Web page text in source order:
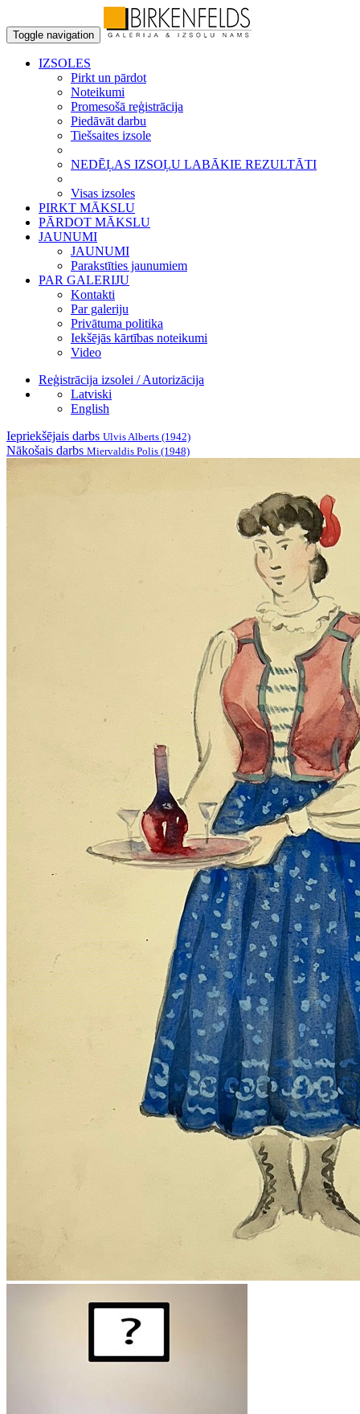
Toggle navigation
IZSOLES
Pirkt un pārdot
Noteikumi
Promesošā reģistrācija
Piedāvāt darbu
Tiešsaites izsole
NEDĒĻAS IZSOĻU LABĀKIE REZULTĀTI
Visas izsoles
PIRKT MĀKSLU
PĀRDOT MĀKSLU
JAUNUMI
JAUNUMI
Parakstīties jaunumiem
PAR GALERIJU
Kontakti
Par galeriju
Privātuma politika
Iekšējās kārtības noteikumi
Video
Reģistrācija izsolei / Autorizācija
Latviski
English
Iepriekšējais darbs Ulvis Alberts (1942)
Nākošais darbs Miervaldis Polis (1948)